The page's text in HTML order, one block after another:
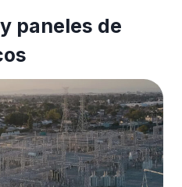
paneles de